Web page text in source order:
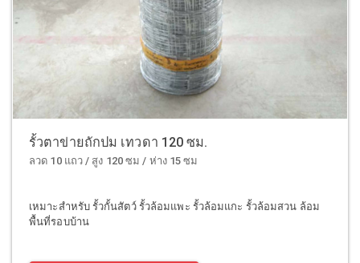
รั้วตาข่ายถักปม เทวดา 120 ซม.
ลวด 10 แถว / สูง 120 ซม / ห่าง 15 ซม
เหมาะสำหรับ รั้วกั้นสัตว์ รั้วล้อมแพะ รั้วล้อมแกะ รั้วล้อมสวน ล้อม
พื้นที่รอบบ้าน